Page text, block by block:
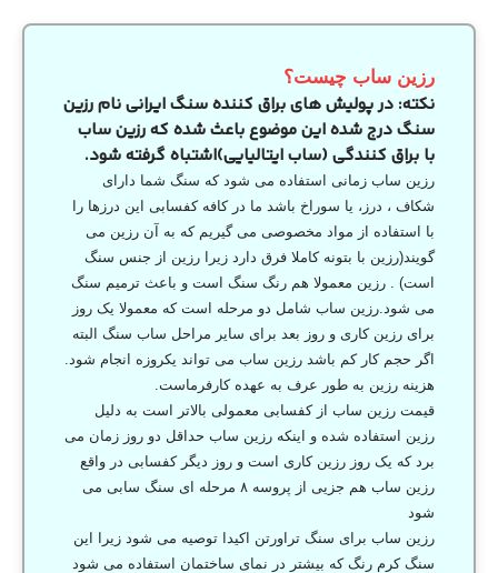
رزین ساب چیست؟
نکته: در پولیش های براق کننده سنگ ایرانی نام رزین
سنگ درج شده این موضوع باعث شده که رزین ساب
با براق کنندگی (ساب ایتالیایی)اشتباه گرفته شود.
رزین ساب زمانی استفاده می شود که سنگ شما دارای
شکاف ، درز، یا سوراخ باشد ما در کافه کفسابی این درزها را
با استفاده از مواد مخصوصی می گیریم که به آن رزین می
گویند(رزین با بتونه کاملا فرق دارد زیرا رزین از جنس سنگ
است) . رزین معمولا هم رنگ سنگ است و باعث ترمیم سنگ
می شود.رزین ساب شامل دو مرحله است که معمولا یک روز
برای رزین کاری و روز بعد برای سایر مراحل ساب سنگ البته
اگر حجم کار کم باشد رزین ساب می تواند یکروزه انجام شود.
هزینه رزین به طور عرف به عهده کارفرماست.
قیمت رزین ساب از کفسابی معمولی بالاتر است به دلیل
رزین استفاده شده و اینکه رزین ساب حداقل دو روز زمان می
برد که یک روز رزین کاری است و روز دیگر کفسابی در واقع
رزین ساب هم جزیی از پروسه ۸ مرحله ای سنگ سابی می
شود
رزین ساب برای سنگ تراورتن اکیدا توصیه می شود زیرا این
سنگ کرم رنگ که بیشتر در نمای ساختمان استفاده می شود